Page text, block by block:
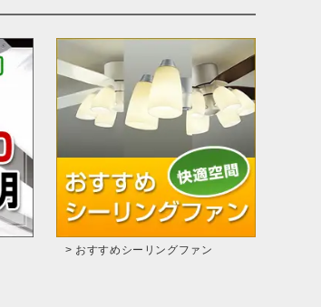
> おすすめシーリングファン